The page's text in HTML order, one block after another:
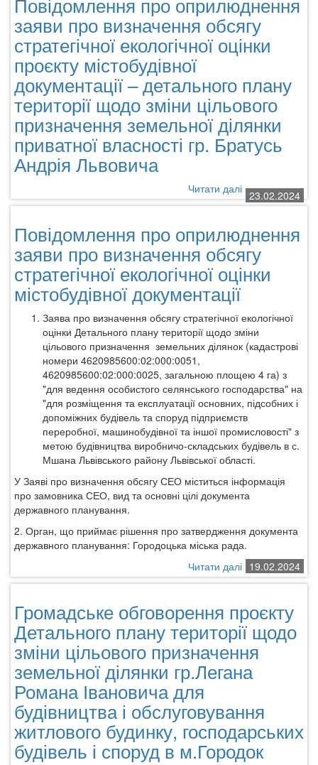
заяви
про
визначення
екологічної
оцінки
містобудівної
документації
заяви про визначення обсягу
стратегічної екологічної оцінки
проєкту містобудівної
документації – детального плану
території щодо зміни цільового
призначення земельної ділянки
приватної власності гр. Братусь
Андрія Львовича
23.02.2024
Читати далі про
Повідомлення
оприлюднення
заяви
про
визначення
екологічної
оцінки
проєкту
документації
–
детального
плану
території
щодо
зміни
призначення
земельної
приватної
власності
гр.
Братусь
Андрія
Повідомлення про оприлюднення
заяви про визначення обсягу
стратегічної екологічної оцінки
містобудівної документації
Заява про визначення обсягу стратегічної екологічної
оцінки Детального плану території щодо зміни
цільового призначення земельних ділянок (кадастрові
номери 4620985600:02:000:0051,
4620985600:02:000:0025, загальною площею 4 га) з
"для ведення особистого селянського господарства" на
"для розміщення та експлуатації основних, підсобних і
допоміжних будівель та споруд підприємств
переробної, машинобудівної та іншої промисловості" з
метою будівництва виробничо-складських будівель в с.
Мшана Львівського району Львівської області.
У Заяві про визначення обсягу СЕО міститься інформація
про замовника СЕО, вид та основні цілі документа
державного планування.
2. Орган, що приймає рішення про затвердження документа
державного планування: Городоцька міська рада.
19.02.2024
Читати далі про
Повідомлення
оприлюднення
заяви
про
визначення
обсягу
стратегічної
оцінки
містобудівної
документації
Громадське обговорення проєкту
Детального плану території щодо
зміни цільового призначення
земельної ділянки гр.Легана
Романа Івановича для
будівництва і обслуговування
житлового будинку, господарських
будівель і споруд в м.Городок